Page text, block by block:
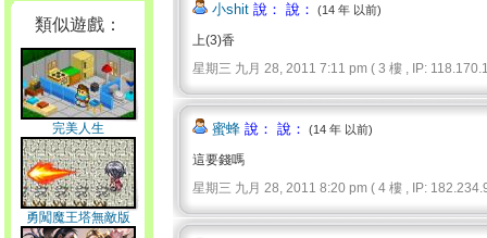
類似遊戲：
完美人生
勇闖魔王塔無敵版
小shit 說： 說： (14 年 以前)
上(3)香
星期三 九月 28, 2011 7:11 pm ( 3 樓 , IP:
蜜蜂 說： 說： (14 年 以前)
這要錢嗎
星期三 九月 28, 2011 8:20 pm ( 4 樓 , IP: